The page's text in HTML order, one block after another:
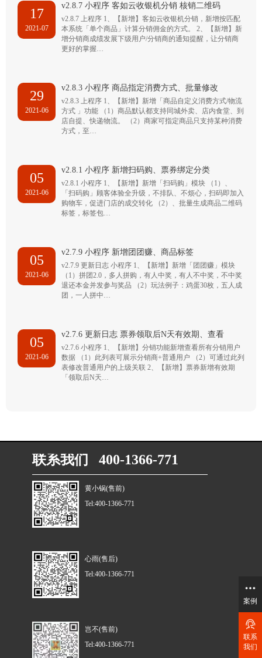
17
2021-07
v2.8.7 小程序 客如云收银机分销 核销二维码
v2.8.7 上程序 1、【新增】客如云收银机分销，新增按匹配
本系统「单个商品」计算分销佣金的方式。 2、【新增】新
增分销商成绩发展下级用户/分销商的通知提醒，让分销商
更好的掌握…
29
2021-06
v2.8.3 小程序 商品指定消费方式、批量修改
v2.8.3 上程序 1、【新增】新增「商品自定义消费方式/物流
方式 」功能 （1）商品默认都支持同城外卖、店内食堂、到
店自提、快递物流。 （2）商家可指定商品只支持某种消费
方式，至…
05
2021-06
v2.8.1 小程序 新增扫码购、票券绑定分类
v2.8.1 小程序 1、【新增】新增「扫码购」模块 （1）、
「扫码购」顾客体验全升级，不排队、不烦心，扫码即加入
购物车，促进门店的成交转化 （2）、批量生成商品二维码
标签，标签包…
05
2021-06
v2.7.9 小程序 新增团团赚、商品标签
v2.7.9 更新日志 小程序 1、【新增】新增「团团赚」模块
（1）拼团2.0，多人拼购，有人中奖，有人不中奖，不中奖
退还本金并发参与奖品 （2）玩法例子：鸡蛋30枚，五人成
团，一人拼中…
05
2021-06
v2.7.6 更新日志 票券领取后N天有效期、查看
v2.7.6 小程序 1、【新增】分销功能新增查看所有分销用户
数据 （1）此列表可展示分销商+普通用户 （2）可通过此列
表修改普通用户的上级关联 2、【新增】票券新增有效期
「领取后N天…
联系我们 400-1366-771
黄小锅(售前)
Tel:400-1366-771
心雨(售后)
Tel:400-1366-771
岂不(售前)
Tel:400-1366-771
案例
联系
我们